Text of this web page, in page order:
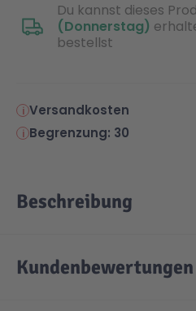
Minifiguren
Speed Champions
Technic
Sports Action
Wiltopia
Spiel-Ei
Du kannst dieses
(Donnerstag)
bestellst
Versandkosten
Begrenzung: 30
Beschreibung
Kundenbewertungen